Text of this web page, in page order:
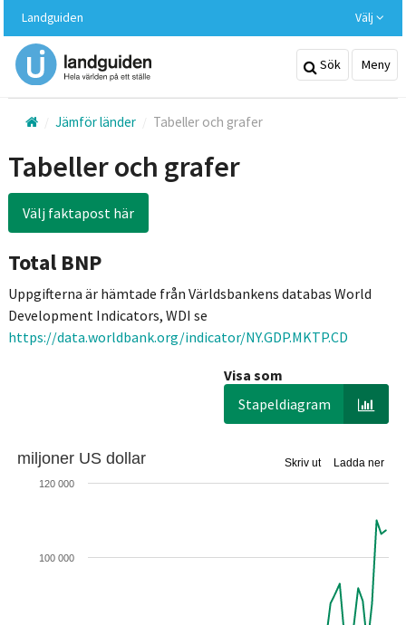
huvudinnehållet
Landguiden Välj
Sök Meny
Jämför länder Tabeller och grafer
Tabeller och grafer
Välj faktapost här
Total BNP
Uppgifterna är hämtade från Världsbankens databas World
Development Indicators, WDI se
https://data.worldbank.org/indicator/NY.GDP.MKTP.CD
Visa som
Stapeldiagram
Ladda ner
Skriv ut
miljoner US dollar
100 000
120 000